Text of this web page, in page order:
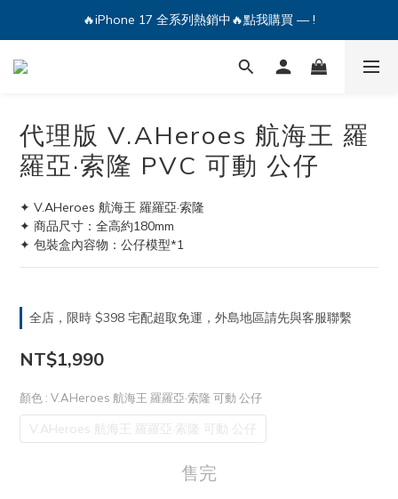
🔥iPhone 17 全系列熱銷中🔥點我購買 — !
🔥iPhone 17 全系列熱銷中🔥點我購買 — !
💕加入Q哥 Line 新好友領優惠券！🎫
代理版 V.AHeroes 航海王 羅
羅亞·索隆 PVC 可動 公仔
✦ V.AHeroes 航海王 羅羅亞·索隆
✦ 商品尺寸：全高約180mm
✦ 包裝盒內容物：公仔模型*1
全店，限時 $398 宅配超取免運，外島地區請先與客服聯繫
NT$1,990
顏色 : V.AHeroes 航海王 羅羅亞·索隆 可動 公仔
V.AHeroes 航海王 羅羅亞·索隆 可動 公仔
售完